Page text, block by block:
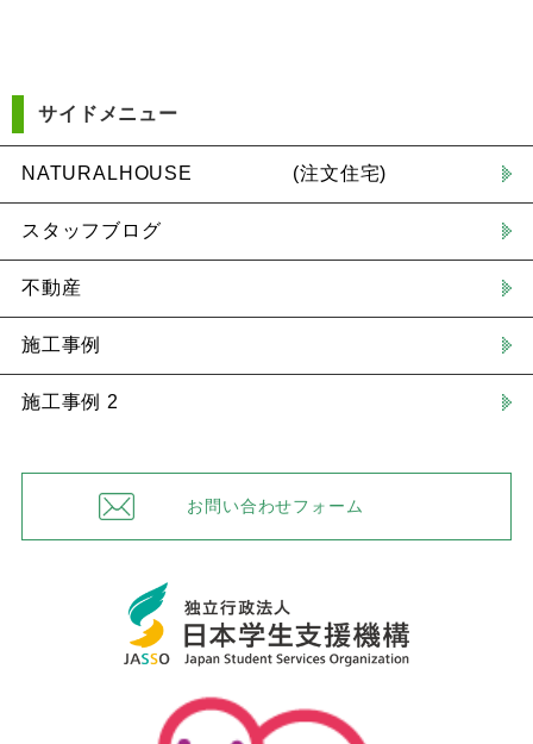
サイドメニュー
NATURALHOUSE (注文住宅)
スタッフブログ
不動産
施工事例
施工事例 2
お問い合わせフォーム